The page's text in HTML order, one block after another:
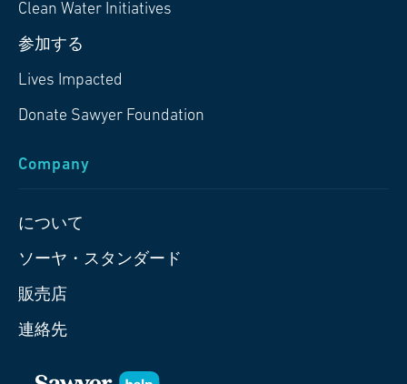
Clean Water Initiatives
参加する
Lives Impacted
Donate Sawyer Foundation
Company
について
ソーヤ・スタンダード
販売店
連絡先